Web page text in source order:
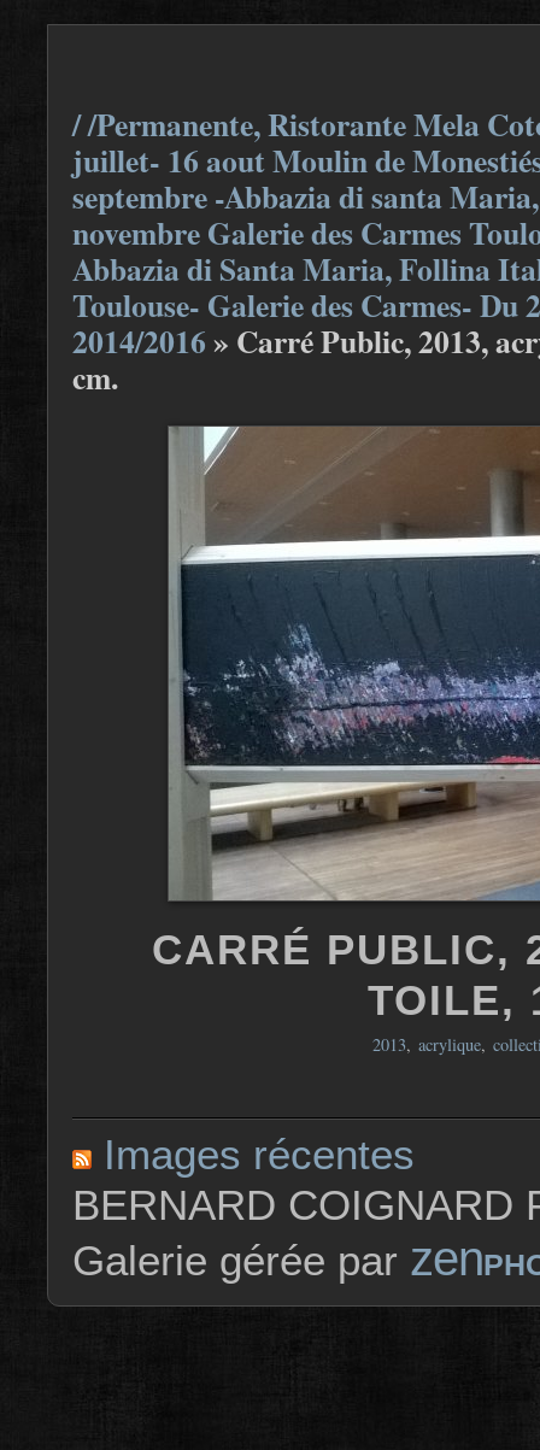
/ /Permanente, Ristorante Mela
juillet- 16 aout Moulin de
septembre -Abbazia di santa
novembre Galerie des Carmes
Abbazia di Santa Maria, Follina
Toulouse- Galerie des Carmes- Du
2014/2016» Carré Public, 2013,
cm.
CARRÉ PUBLIC,
TOILE,
2013, acrylique,
Images récentes
BERNARD COIGNARD
Galerie gérée par zen